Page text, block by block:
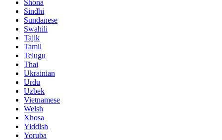
Shona
Sindhi
Sundanese
Swahili
Tajik
Tamil
Telugu
Thai
Ukrainian
Urdu
Uzbek
Vietnamese
Welsh
Xhosa
Yiddish
Yoruba